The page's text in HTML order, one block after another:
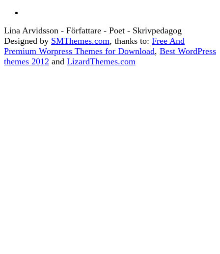
Lina Arvidsson - Författare - Poet - Skrivpedagog
Designed by SMThemes.com, thanks to: Free And
Premium Worpress Themes for Download, Best WordPress
themes 2012 and LizardThemes.com